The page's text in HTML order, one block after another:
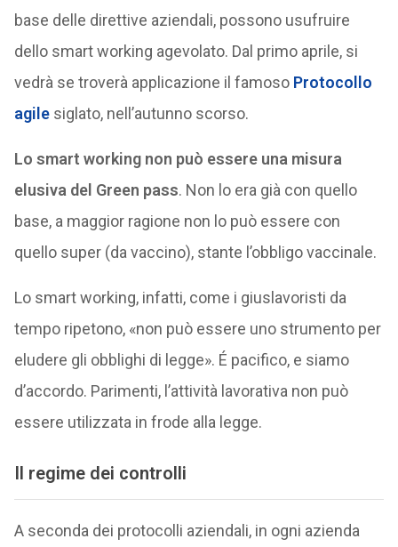
base delle direttive aziendali, possono usufruire
dello smart working agevolato. Dal primo aprile, si
vedrà se troverà applicazione il famoso Protocollo
agilesiglato, nell’autunno scorso.
Lo smart working non può essere una misura
elusiva del Green pass. Non lo era già con quello
base, a maggior ragione non lo può essere con
quello super (da vaccino), stante l’obbligo vaccinale.
Lo smart working, infatti, come i giuslavoristi da
tempo ripetono, «non può essere uno strumento per
eludere gli obblighi di legge». É pacifico, e siamo
d’accordo. Parimenti, l’attività lavorativa non può
essere utilizzata in frode alla legge.
Il regime dei controlli
A seconda dei protocolli aziendali, in ogni azienda